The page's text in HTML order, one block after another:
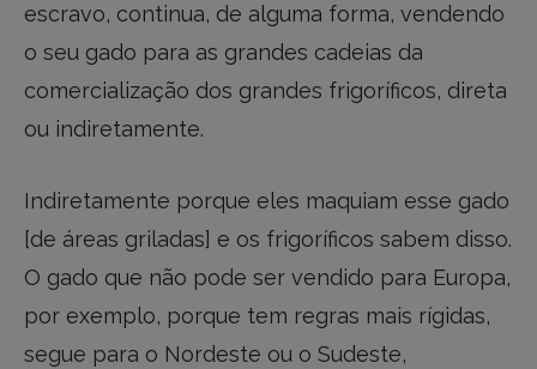
escravo, continua, de alguma forma, vendendo
o seu gado para as grandes cadeias da
comercialização dos grandes frigoríficos, direta
ou indiretamente.
Indiretamente porque eles maquiam esse gado
[de áreas griladas] e os frigoríficos sabem disso.
O gado que não pode ser vendido para Europa,
por exemplo, porque tem regras mais rígidas,
segue para o Nordeste ou o Sudeste,